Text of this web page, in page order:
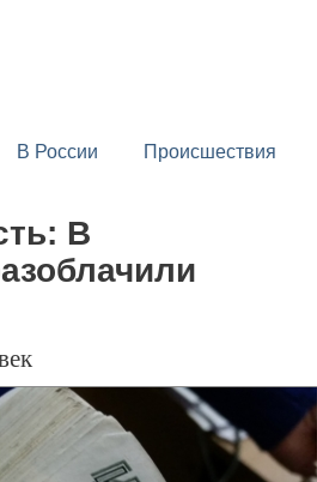
В России Происшествия
В